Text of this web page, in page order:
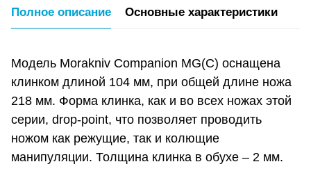
Полное описание Основные характеристики
Модель Morakniv Companion MG(C) оснащена
клинком длиной 104 мм, при общей длине ножа
218 мм. Форма клинка, как и во всех ножах этой
серии, drop-point, что позволяет проводить
ножом как режущие, так и колющие
манипуляции. Толщина клинка в обухе – 2 мм.